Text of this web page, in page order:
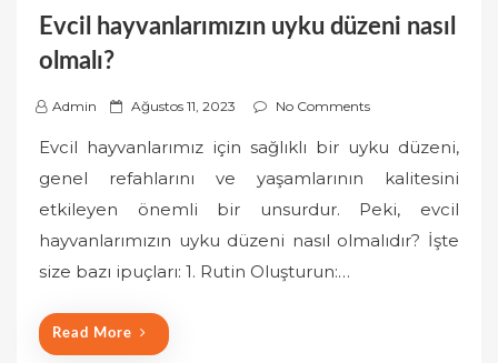
Evcil hayvanlarımızın uyku düzeni nasıl
olmalı?
Admin
P
s
t
d
o
Ağustos 11, 2023 No Comments
Evcil hayvanlarımız için sağlıklı bir uyku düzeni,
genel refahlarını ve yaşamlarının kalitesini
etkileyen önemli bir unsurdur. Peki, evcil
hayvanlarımızın uyku düzeni nasıl olmalıdır? İşte
size bazı ipuçları: 1. Rutin Oluşturun:…
Read More